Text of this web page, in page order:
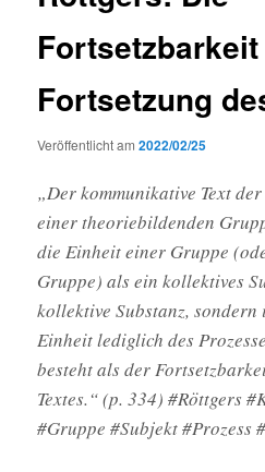
Fortsetzung
Veröffentlicht am2022/02/25
„Der kommunikative Text
einer theoriebildenden
die Einheit einer Gruppe
Gruppe) als ein kollektives
kollektive Substanz,
Einheit lediglich des
besteht als der
Textes.“ (p. 334) #Röttgers
#Gruppe #Subjekt #Prozess